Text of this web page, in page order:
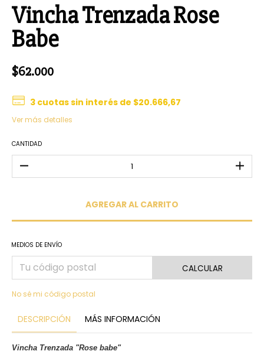
Vincha Trenzada Rose
Babe
$62.000
3 cuotas sin interés de $20.666,67
Ver más detalles
CANTIDAD
MEDIOS DE ENVÍO
CALCULAR
No sé mi código postal
DESCRIPCIÓN MÁS INFORMACIÓN
Vincha Trenzada "Rose babe"